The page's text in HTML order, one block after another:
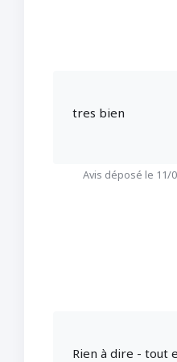
tres bien
Avis déposé le 11/
Rien à dire - tout